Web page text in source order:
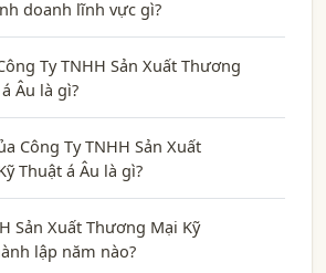
doanh lĩnh vực gì?
Ty TNHH Sản Xuất Thương
Âu là gì?
Công Ty TNHH Sản Xuất
Thuật á Âu là gì?
Sản Xuất Thương Mại Kỹ
lập năm nào?